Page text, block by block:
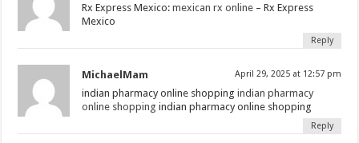
Rx Express Mexico:mexican rx online – Rx Express
Mexico
Reply
MichaelMam April 29, 2025 at 12:57 pm
indian pharmacy online shoppingindian pharmacy
online shopping indian pharmacy online shopping
Reply